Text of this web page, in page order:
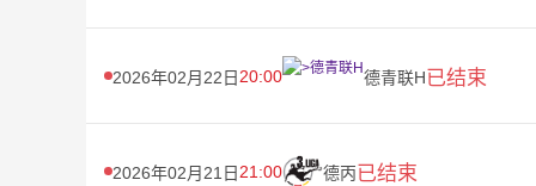
2026年02月22日20:00 德青联H已结束
2026年02月21日21:00 德丙已结束